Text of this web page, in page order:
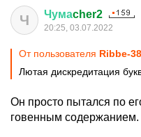
Ч Чумаcher2
20:25, 03.07.2022
От пользователя Ribbe-38
Лютая дискредитация
Он просто пытался по
говенным содержанием.